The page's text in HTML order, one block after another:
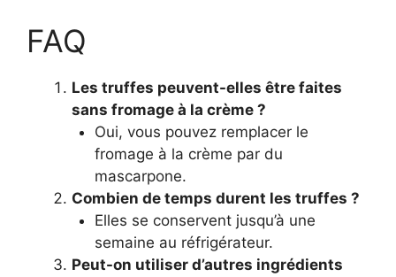
FAQ
Les truffes peuvent-elles être faites
sans fromage à la crème ?
Oui, vous pouvez remplacer le
fromage à la crème par du
mascarpone.
Combien de temps durent les truffes ?
Elles se conservent jusqu’à une
semaine au réfrigérateur.
Peut-on utiliser d’autres ingrédients